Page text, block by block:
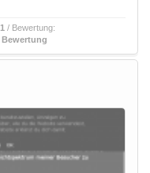
1 / Bewertung: